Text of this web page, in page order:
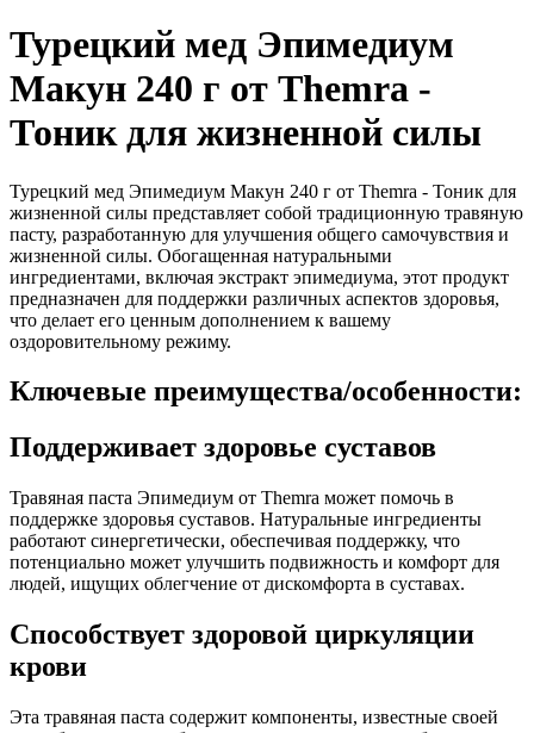
Турецкий мед Эпимедиум
Макун 240 г от Themra -
Тоник для жизненной силы
Турецкий мед Эпимедиум Макун 240 г от Themra - Тоник для
жизненной силы представляет собой традиционную травяную
пасту, разработанную для улучшения общего самочувствия и
жизненной силы. Обогащенная натуральными
ингредиентами, включая экстракт эпимедиума, этот продукт
предназначен для поддержки различных аспектов здоровья,
что делает его ценным дополнением к вашему
оздоровительному режиму.
Ключевые преимущества/особенности:
Поддерживает здоровье суставов
Травяная паста Эпимедиум от Themra может помочь в
поддержке здоровья суставов. Натуральные ингредиенты
работают синергетически, обеспечивая поддержку, что
потенциально может улучшить подвижность и комфорт для
людей, ищущих облегчение от дискомфорта в суставах.
Способствует здоровой циркуляции
крови
Эта травяная паста содержит компоненты, известные своей